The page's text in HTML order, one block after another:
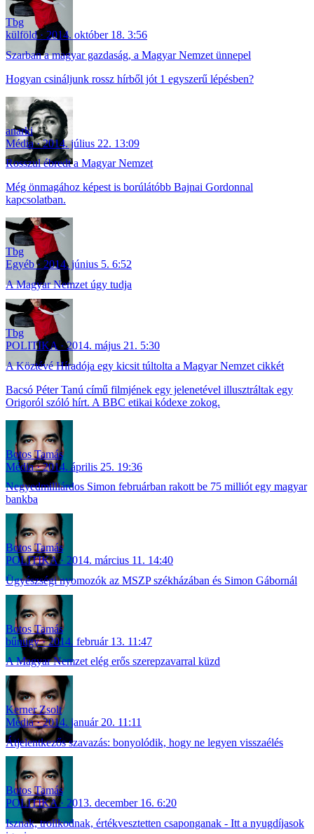
Tbg
külföld
2014. október 18. 3:56
Szarban a magyar gazdaság, a Magyar Nemzet ünnepel
Hogyan csináljunk rossz hírből jót 1 egyszerű lépésben?
anarki
Média
2014. július 22. 13:09
Rosszul ébredt a Magyar Nemzet
Még önmagához képest is borúlátóbb Bajnai Gordonnal
kapcsolatban.
Tbg
Egyéb
2014. június 5. 6:52
A Magyar Nemzet úgy tudja
Tbg
POLITIKA
2014. május 21. 5:30
A Köztévé Híradója egy kicsit túltolta a Magyar Nemzet cikkét
Bacsó Péter Tanú című filmjének egy jelenetével illusztráltak egy
Origoról szóló hírt. A BBC etikai kódexe zokog.
Botos Tamás
Média
2014. április 25. 19:36
Negyedmilliárdos Simon februárban rakott be 75 milliót egy magyar
bankba
Botos Tamás
POLITIKA
2014. március 11. 14:40
Ügyészségi nyomozók az MSZP székházában és Simon Gábornál
Botos Tamás
bűnügy
2014. február 13. 11:47
A Magyar Nemzet elég erős szerepzavarral küzd
Kerner Zsolt
Média
2014. január 20. 11:11
Átjelentkezős szavazás: bonyolódik, hogy ne legyen visszaélés
Botos Tamás
POLITIKA
2013. december 16. 6:20
Isznak, trollkodnak, értékvesztetten csaponganak - Itt a nyugdíjasok